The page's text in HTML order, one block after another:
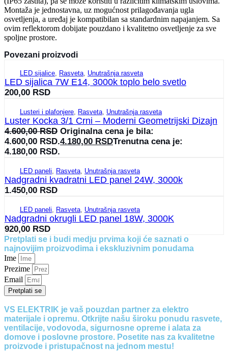
Montaža je jednostavna, uz mogućnost prilagođavanja ugla
osvetljenja, a uređaj je kompatibilan sa standardnim napajanjem. Sa
ovim reflektorom dobijate pouzdano i kvalitetno osvetljenje za sve
spoljne prostore.
Povezani proizvodi
LED sijalice Rasveta Unutrašnja rasveta
LED sijalica 7W E14, 3000k toplo belo svetlo
200,00 RSD
Lusteri i plafonjere Rasveta Unutrašnja rasveta
Luster Kocka 3/1 Crni – Moderni Geometrijski Dizajn
4.600,00RSD Originalna cena je bila:
4.600,00 RSD.4.180,00 RSDTrenutna cena je:
4.180,00 RSD.
LED paneli Rasveta Unutrašnja rasveta
Nadgradni kvadratni LED panel 24W, 3000k
1.450,00 RSD
LED paneli Rasveta Unutrašnja rasveta
Nadgradni okrugli LED panel 18W, 3000K
920,00 RSD
Pretplati se i budi medju prvima koji će saznati o
najnovijim proizvodima i ekskluzivnim ponudama
Ime
Prezime
Email
Pretplati se
VS ELEKTRIK je vaš pouzdan partner za elektro
materijale i opremu. Otkrijte našu široku ponudu rasvete,
ventilacije, vodovoda, sigurnosne opreme i alata za
domove i poslovne prostore. Posetite nas za kvalitetne
proizvode i pristupačnost na jednom mestu!